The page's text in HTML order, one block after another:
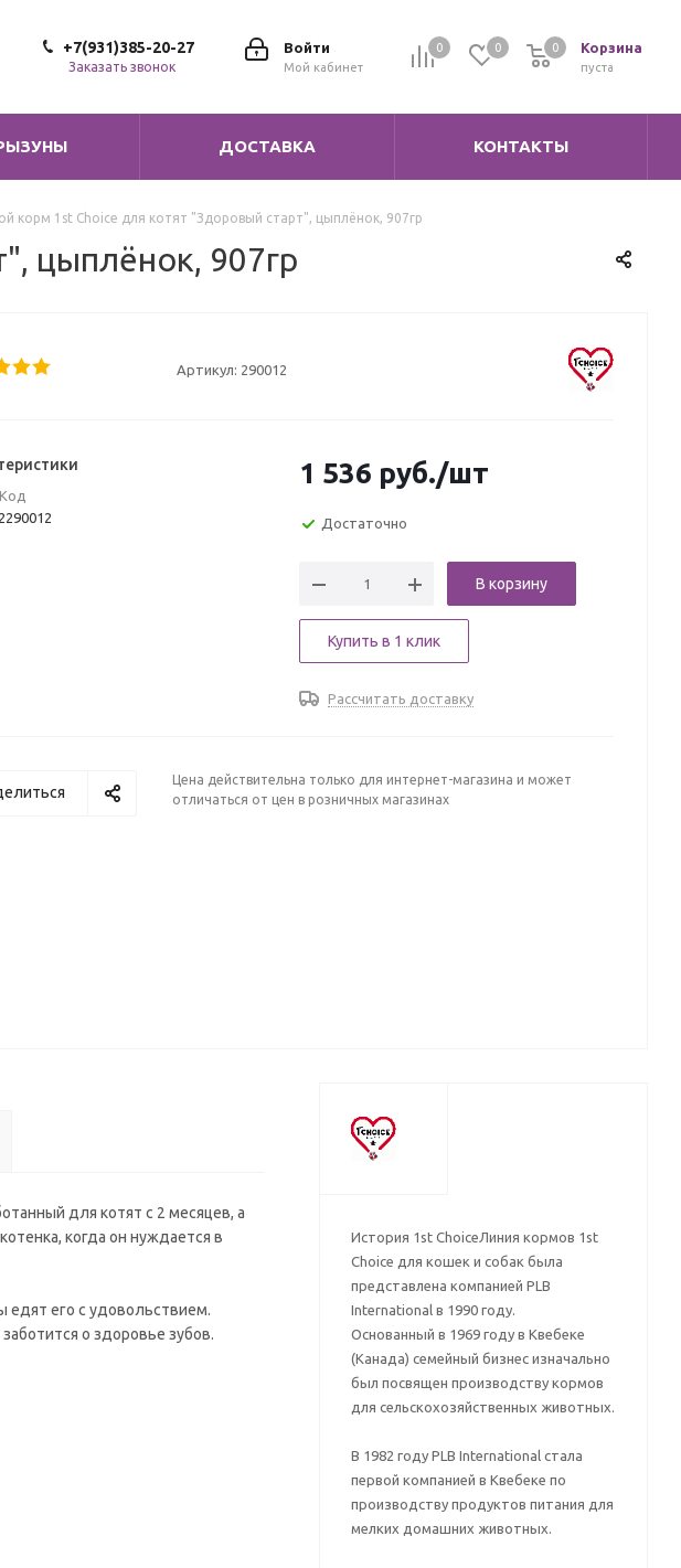
0 0 Корзина
0
пуста
0
Войти
Мой кабинет
+7(931)385-20-27
Заказать звонок
ДОСТАВКА КОНТАКТЫ
корм 1st Choice для котят "Здоровый старт", цыплёнок, 907гр
цыплёнок, 907гр
Артикул: 290012
1 536 руб./шт
Достаточно
В корзину
Купить в 1 клик
Рассчитать доставку
Цена действительна только для интернет-магазина и может
отличаться от цен в розничных магазинах
для котят с 2 месяцев, а
когда он нуждается в
едят его с удовольствием.
о здоровье зубов.
История 1st ChoiceЛиния кормов 1st
Choice для кошек и собак была
представлена компанией PLB
International в 1990 году.
Основанный в 1969 году в Квебеке
(Канада) семейный бизнес изначально
был посвящен производству кормов
для сельскохозяйственных животных.
В 1982 году PLB International стала
первой компанией в Квебеке по
производству продуктов питания для
мелких домашних животных.